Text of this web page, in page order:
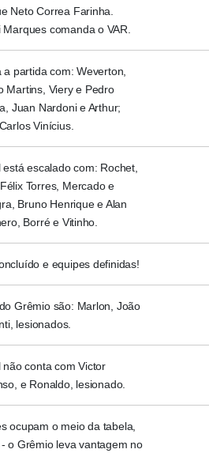
Neto Correa Farinha.
comanda o VAR.
partida com: Weverton,
Martins, Viery e Pedro
Juan Nardoni e Arthur;
Vinícius.
escalado com: Rochet,
Torres, Mercado e
Bruno Henrique e Alan
Borré e Vitinho.
e equipes definidas!
Grêmio são: Marlon, João
lesionados.
conta com Victor
e Ronaldo, lesionado.
ocupam o meio da tabela,
o Grêmio leva vantagem no